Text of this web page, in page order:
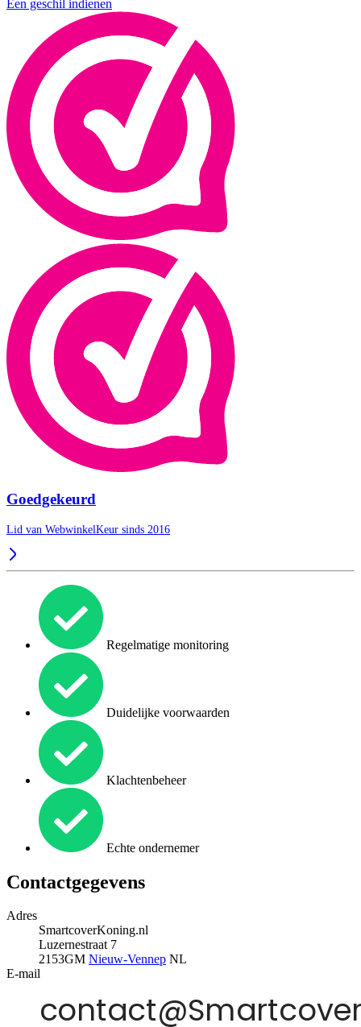
Een geschil indienen
Goedgekeurd
Lid van WebwinkelKeur sinds 2016
Regelmatige monitoring
Duidelijke voorwaarden
Klachtenbeheer
Echte ondernemer
Contactgegevens
Adres
SmartcoverKoning.nl
Luzernestraat 7
2153GM Nieuw-Vennep NL
E-mail